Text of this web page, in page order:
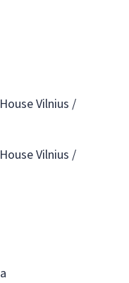
Vilnius /
Vilnius /